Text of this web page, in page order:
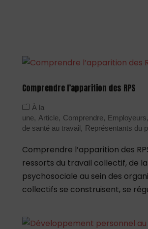
Comprendre l’apparition des RPS
À la
une
Article Comprendre Employeurs
de santé au travail
Représentants du
Comprendre l’apparition des
ressorts du travail collectif, de
psychosociale au sein des
collectifs se construisent, se